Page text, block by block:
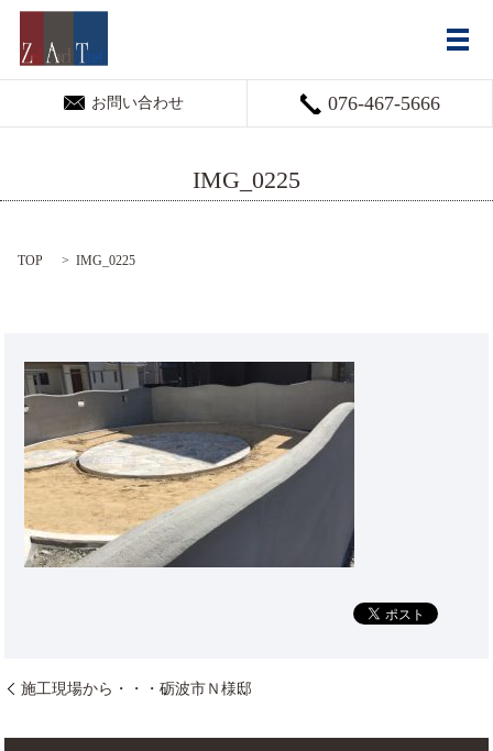
お問い合わせ 076-467-5666
メ
IMG_0225
TOP IMG_0225
施工現場から・・・砺波市Ｎ様邸